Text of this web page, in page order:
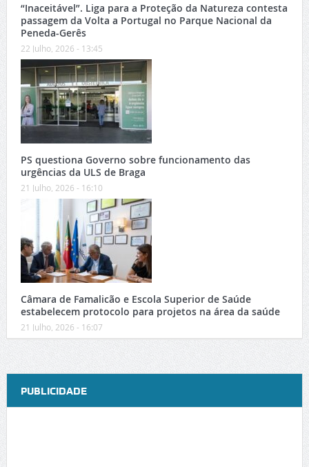
“Inaceitável”. Liga para a Proteção da Natureza contesta
passagem da Volta a Portugal no Parque Nacional da
Peneda-Gerês
22 Julho, 2026 - 13:45
PS questiona Governo sobre funcionamento das
urgências da ULS de Braga
21 Julho, 2026 - 16:10
Câmara de Famalicão e Escola Superior de Saúde
estabelecem protocolo para projetos na área da saúde
21 Julho, 2026 - 16:07
PUBLICIDADE